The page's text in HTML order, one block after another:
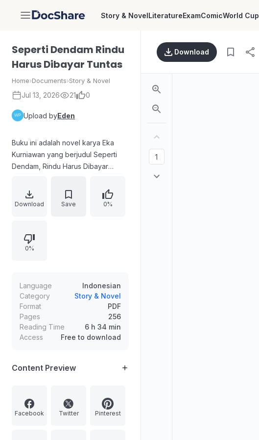
DocShare Story & NovelLiteratureExamComicWorld Cup
Seperti Dendam Rindu
Harus Dibayar Tuntas
Home›Documents›Story & Novel
Jul 13, 2026 21 0
Upload byEden
Buku ini adalah novel karya Eka
Kurniawan yang berjudul Seperti
Dendam, Rindu Harus Dibayar
Gramedia Pustaka Utama.
Download Save 0%
0%
Language
Indonesian
Category
Story & Novel
Format
PDF
Pages
256
Reading Time
6 h 34 min
Access
Free to download
Content Preview
Facebook Twitter Pinterest
Download